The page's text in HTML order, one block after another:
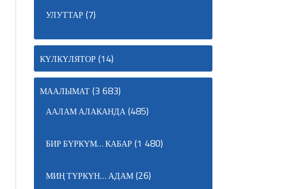
УЛУТТАР(7)
КҮЛКҮЛЯТОР(14)
МААЛЫМАТ(3 683)
ААЛАМ АЛАКАНДА(485)
БИР БҮРКҮМ… КАБАР(1 480)
МИҢ ТҮРКҮН… АДАМ(26)